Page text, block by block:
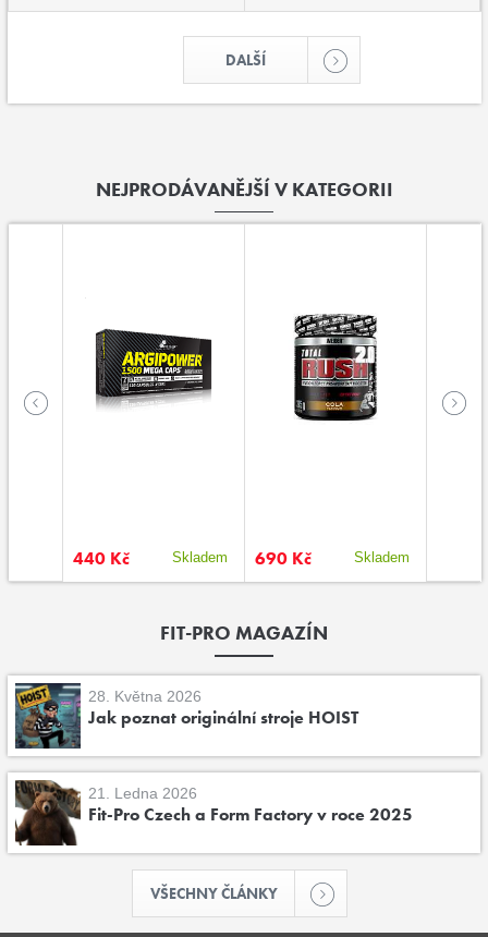
DALŠÍ
NEJPRODÁVANĚJŠÍ V KATEGORII
440 Kč Skladem 690 Kč Skladem
FIT-PRO MAGAZÍN
28. Května 2026
Jak poznat originální stroje HOIST
21. Ledna 2026
Fit-Pro Czech a Form Factory v roce 2025
VŠECHNY ČLÁNKY